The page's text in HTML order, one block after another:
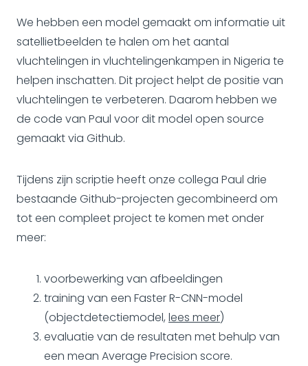
We hebben een model gemaakt om informatie uit
satellietbeelden te halen om het aantal
vluchtelingen in vluchtelingenkampen in Nigeria te
helpen inschatten. Dit project helpt de positie van
vluchtelingen te verbeteren. Daarom hebben we
de code van Paul voor dit model open source
gemaakt via Github.
Tijdens zijn scriptie heeft onze collega Paul drie
bestaande Github-projecten gecombineerd om
tot een compleet project te komen met onder
meer:
voorbewerking van afbeeldingen
training van een Faster R-CNN-model
(objectdetectiemodel, lees meer)
evaluatie van de resultaten met behulp van
een mean Average Precision score.